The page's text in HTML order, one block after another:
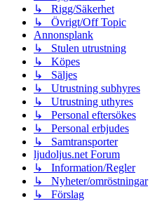
↳ Rigg/Säkerhet
↳ Övrigt/Off Topic
Annonsplank
↳ Stulen utrustning
↳ Köpes
↳ Säljes
↳ Utrustning subhyres
↳ Utrustning uthyres
↳ Personal eftersökes
↳ Personal erbjudes
↳ Samtransporter
ljudoljus.net Forum
↳ Information/Regler
↳ Nyheter/omröstningar
↳ Förslag